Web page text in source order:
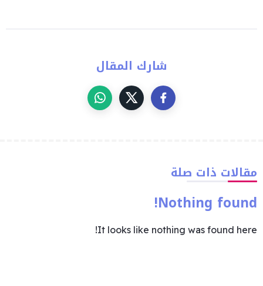
شارك المقال
مقالات ذات صلة
Nothing found!
It looks like nothing was found here!